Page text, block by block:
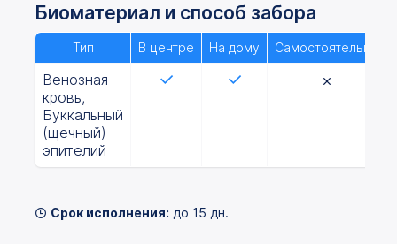
Биоматериал и способ забора
Тип В центре На дому Самостоятельно
Венозная
кровь,
Буккальный
(щечный)
эпителий
Срок исполнения: до 15 дн.